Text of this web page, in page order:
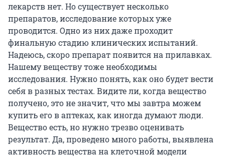
лекарств нет. Но существует несколько
препаратов, исследование которых уже
проводится. Одно из них даже проходит
финальную стадию клинических испытаний.
Надеюсь, скоро препарат появится на прилавках.
Нашему веществу тоже необходимы
исследования. Нужно понять, как оно будет вести
себя в разных тестах. Видите ли, когда вещество
получено, это не значит, что мы завтра можем
купить его в аптеках, как иногда думают люди.
Вещество есть, но нужно трезво оценивать
результат. Да, проведено много работы, выявлена
активность вещества на клеточной модели